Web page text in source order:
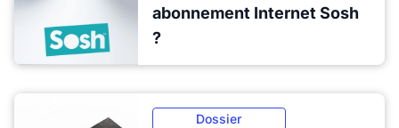
abonnement Internet Sosh
?
Dossier